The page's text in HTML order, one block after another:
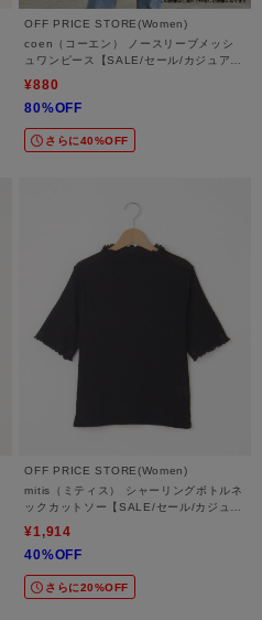
OFF PRICE STORE(Women)
coen（コーエン） ノースリーブメッシ
ュワンピース【SALE/セール/カジュア
ル】
¥880
80%OFF
さらに40%OFF
OFF PRICE STORE(Women)
mitis（ミティス） シャーリングボトルネ
ックカットソー【SALE/セール/カジュア
ル/デイリー/トレンド/きれいめカジュア
ル】
¥1,914
40%OFF
さらに20%OFF